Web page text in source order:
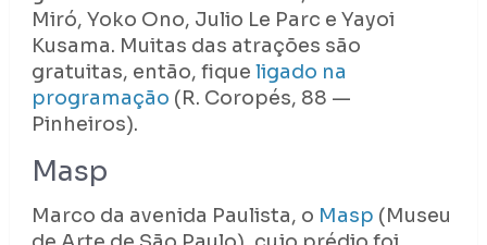
Miró, Yoko Ono, Julio Le Parc e Yayoi
Kusama. Muitas das atrações são
gratuitas, então, fique ligado na
programação (R. Coropés, 88 —
Pinheiros).
Masp
Marco da avenida Paulista, o Masp (Museu